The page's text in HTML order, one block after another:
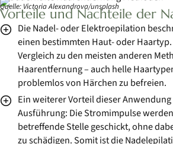
Quelle: Victoria Alexandrova/unsplash
Vorteile und Nachteile der
Die Nadel- oder Elektroepilation
einen bestimmten Haut- oder Haartyp.
Vergleich zu den meisten anderen
Haarentfernung – auch helle
problemlos von Härchen zu befreien.
Ein weiterer Vorteil dieser
Ausführung: Die Stromimpulse
betreffende Stelle geschickt, ohne
zu schädigen. Somit ist die